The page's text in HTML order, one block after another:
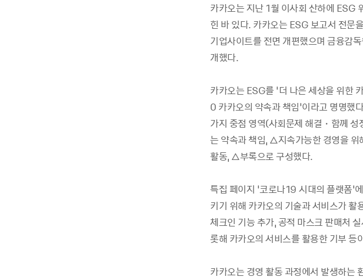
카카오는 지난 1월 이사회 산하에 ESG
힌 바 있다. 카카오는 ESG 보고서 전문
기업사이트를 전면 개편했으며 금융감
개했다.
카카오는 ESG를 ‘더 나은 세상을 위한
0 카카오의 약속과 책임’이라고 명명
가지 중점 영역(사회문제 해결・함께
는 약속과 책임, △지속가능한 경영을
활동, △부록으로 구성했다.
특집 페이지 ‘코로나19 시대의 플랫폼’
키기 위해 카카오의 기술과 서비스가 활
체크인 기능 추가, 공적 마스크 판매처
롯해 카카오의 서비스를 활용한 기부 등
카카오는 경영 활동 과정에서 발생하는